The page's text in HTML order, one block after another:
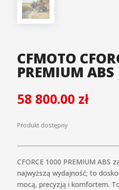
CFMOTO
PREMIUM ABS
58 800.00 zł
Produkt dostępny
CFORCE 1000 PREMIUM ABS
najwyższą wydajność; to
mocą, precyzją i komfortem.